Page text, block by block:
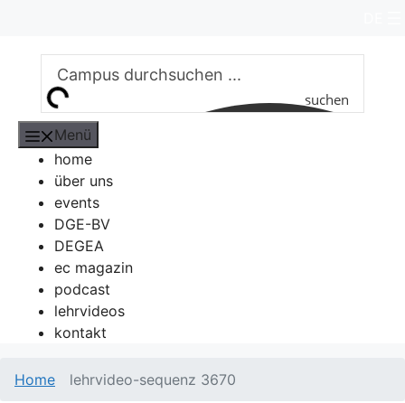
springen
suchen
Menü
home
über uns
events
DGE-BV
DEGEA
ec magazin
podcast
lehrvideos
kontakt
Home lehrvideo-sequenz 3670